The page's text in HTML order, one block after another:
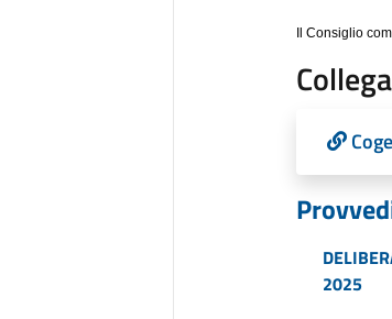
Il Consiglio
2025